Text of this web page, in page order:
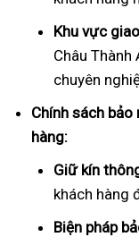
Khu vực
Châu
chuyên
Chính sách
hàng:
Giữ kín
khách hàng
Biện pháp